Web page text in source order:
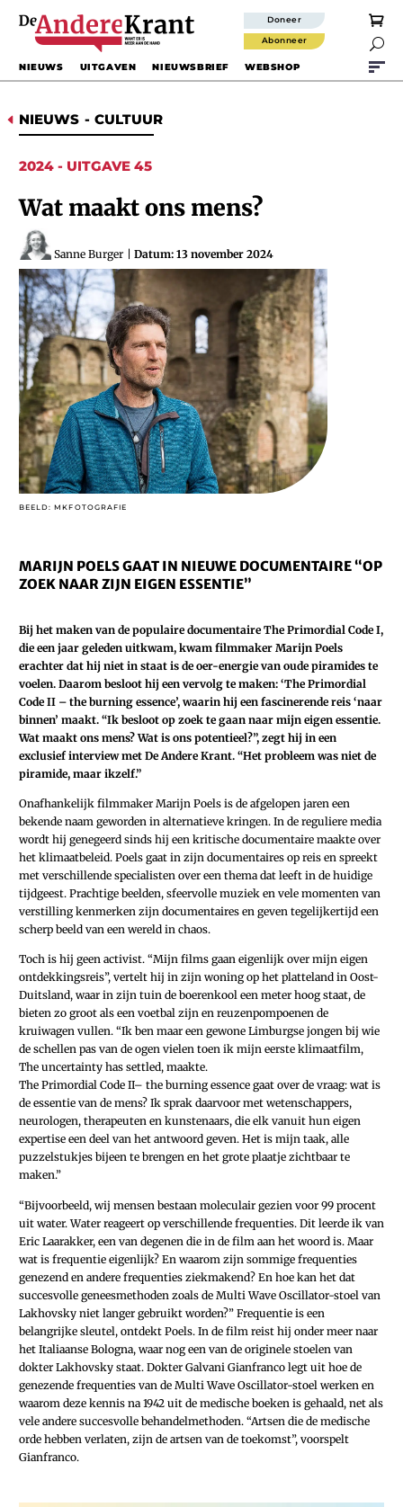
Doneer
Abonneer 
NIEUWS UITGAVEN NIEUWSBRIEF WEBSHOP
D NIEUWS - CULTUUR
2024 - UITGAVE 45
Wat maakt ons mens?
Sanne Burger Datum: 13 november 2024
BEELD: MKFOTOGRAFIE
MARIJN POELS GAAT IN NIEUWE DOCUMENTAIRE “OP
ZOEK NAAR ZIJN EIGEN ESSENTIE”
Bij het maken van de populaire documentaire The Primordial Code I,
die een jaar geleden uitkwam, kwam filmmaker Marijn Poels
erachter dat hij niet in staat is de oer-energie van oude piramides te
voelen. Daarom besloot hij een vervolg te maken: ‘The Primordial
Code II – the burning essence’, waarin hij een fascinerende reis ‘naar
binnen’ maakt. “Ik besloot op zoek te gaan naar mijn eigen essentie.
Wat maakt ons mens? Wat is ons potentieel?”, zegt hij in een
exclusief interview met De Andere Krant. “Het probleem was niet de
piramide, maar ikzelf.”
Onafhankelijk filmmaker Marijn Poels is de afgelopen jaren een
bekende naam geworden in alternatieve kringen. In de reguliere media
wordt hij genegeerd sinds hij een kritische documentaire maakte over
het klimaatbeleid. Poels gaat in zijn documentaires op reis en spreekt
met verschillende specialisten over een thema dat leeft in de huidige
tijdgeest. Prachtige beelden, sfeervolle muziek en vele momenten van
verstilling kenmerken zijn documentaires en geven tegelijkertijd een
scherp beeld van een wereld in chaos.
Toch is hij geen activist. “Mijn films gaan eigenlijk over mijn eigen
ontdekkingsreis”, vertelt hij in zijn woning op het platteland in Oost-
Duitsland, waar in zijn tuin de boerenkool een meter hoog staat, de
bieten zo groot als een voetbal zijn en reuzenpompoenen de
kruiwagen vullen. “Ik ben maar een gewone Limburgse jongen bij wie
de schellen pas van de ogen vielen toen ik mijn eerste klimaatfilm,
The uncertainty has settled, maakte.
The Primordial Code II– the burning ­essence gaat over de vraag: wat is
de essentie van de mens? Ik sprak daarvoor met wetenschappers,
neurologen, therapeuten en kunstenaars, die elk vanuit hun eigen
expertise een deel van het antwoord geven. Het is mijn taak, alle
puzzelstukjes bijeen te brengen en het grote plaatje zichtbaar te
maken.”
“Bijvoorbeeld, wij mensen bestaan moleculair gezien voor 99 procent
uit water. Water reageert op verschillende frequenties. Dit leerde ik van
Eric Laarakker, een van degenen die in de film aan het woord is. Maar
wat is frequentie eigenlijk? En waarom zijn sommige frequenties
genezend en andere frequenties ziekmakend? En hoe kan het dat
succesvolle geneesmethoden zoals de Multi Wave Oscillator-stoel van
Lakhovsky niet langer gebruikt worden?” Frequentie is een
belangrijke sleutel, ontdekt Poels. In de film reist hij onder meer naar
het Italiaanse Bologna, waar nog een van de originele stoelen van
dokter ­Lakhovsky staat. Dokter Galvani Gianfranco legt uit hoe de
genezende frequenties van de Multi Wave Oscillator-stoel werken en
waarom deze kennis na 1942 uit de medische boeken is gehaald, net als
vele andere succesvolle behandelmethoden. “Artsen die de medische
orde hebben verlaten, zijn de artsen van de toekomst”, voorspelt
Gianfranco.